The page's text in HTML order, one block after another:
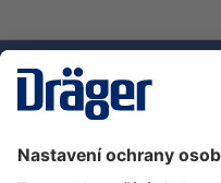
Zákaznická infolinka